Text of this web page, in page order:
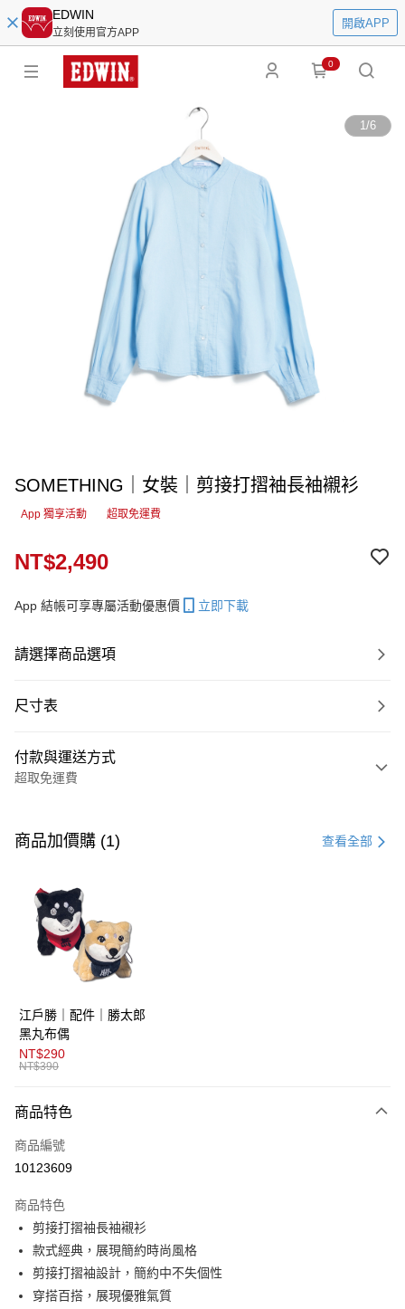
EDWIN
立刻使用官方APP
開啟APP
0
1/6
SOMETHING｜女裝｜剪接打摺袖長袖襯衫
App 獨享活動 超取免運費
NT$2,490
App 結帳可享專屬活動優惠價 立即下載
請選擇商品選項
尺寸表
付款與運送方式
超取免運費
信用卡一次付款
LINE Pay
AFTEE先享後付
【關於「AFTEE先享後付」】
便利好安心！
１．簡單：不需註冊會員、不需綁卡、不需儲值。
２．便利：只要手機號碼，簡訊認證，即可結帳。
３．安心：先確認商品／服務後，再付款。
１．於結帳方式選擇「AFTEE先享後付」後，將跳轉至「AFTEE先享後付」
２．訂單成立數日內，您將收到繳費通知簡訊。
３．收到繳費通知簡訊後14天內，點擊此簡訊中的連結，可透過四大超商／
購買商品的店家。未經商家同意取消之訂單仍視為有效，需透過AFTEE先享
後付繳納相關費用。
※ 交易是否成功請以「AFTEE先享後付 」之結帳頁面顯示為準，若有關於
是否繳費成功／繳費後需取消欲退款等相關疑問，請聯繫「AFTEE先享後付
客戶支援中心」https://netprotections.freshdesk.com/support/home
運送方式
全家取貨付款
免運費
免運費
付款後萊爾富取貨
免運費
7-11取貨付款
商品加價購 (1) 查看全部
江戶勝｜配件｜勝太郎
黑丸布偶
NT$290
NT$390
商品特色
商品編號
10123609
商品特色
剪接打摺袖長袖襯衫
款式經典，展現簡約時尚風格
剪接打摺袖設計，簡約中不失個性
穿搭百搭，展現優雅氣質